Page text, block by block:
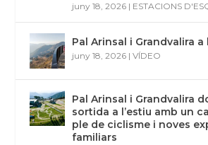
juny 18, 2026 | ESTACIONS
Pal Arinsal i Grandvalira a
juny 18, 2026 |VÍDEO
Pal Arinsal i Grandvalira
sortida a l’estiu amb un
ple de ciclisme i noves
familiars